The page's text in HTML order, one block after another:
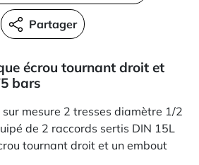
Partager
écrou tournant droit et
bars
mesure 2 tresses diamètre 1/2
de 2 raccords sertis DIN 15L
tournant droit et un embout